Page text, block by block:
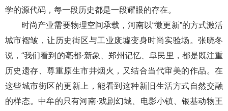
学的源代码，每一段历史都是一段耀眼的存在。
时尚产业需要物理空间承载，河南以“微更新”的方式激活
城市褶皱，让历史街区与工业废墟变身时尚实验场。张晓冬
说，“我们看到的亳都·新象、郑州记忆、阜民里，都是既注重
历史遗存、尊重原生市井烟火，又结合当代审美的作品。在
这些城市街区的更新上，能看到这种新旧生活方式自然交融
的样态。中牟的只有河南·戏剧幻城、电影小镇、银基动物王